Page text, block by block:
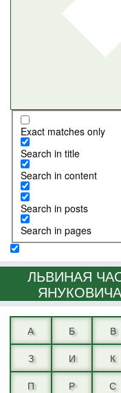
Exact matches only
Search in title
Search in content
Search in posts
Search in pages
ЛЬВИНАЯ
А Б В
З
И К
П
Р С